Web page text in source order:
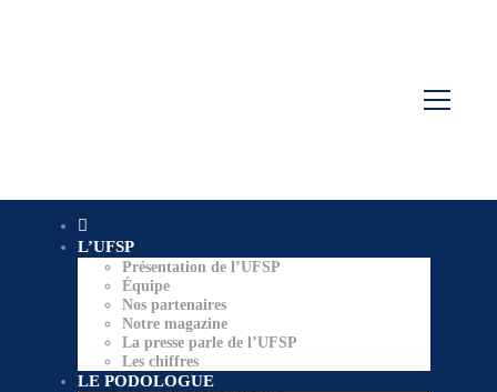
L’UFSP
Présentation de l’UFSP
Équipe
Nos partenaires
Notre magazine
La presse parle de l’UFSP
Les chiffres
LE PODOLOGUE